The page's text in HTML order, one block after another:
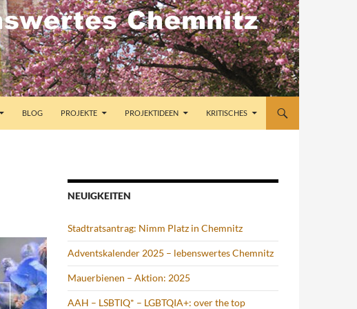
BLOG PROJEKTE PROJEKTIDEEN KRITISCHES
NEUIGKEITEN
Stadtratsantrag: Nimm Platz in Chemnitz
Adventskalender 2025 – lebenswertes Chemnitz
Mauerbienen – Aktion: 2025
AAH – LSBTIQ* – LGBTQIA+: over the top